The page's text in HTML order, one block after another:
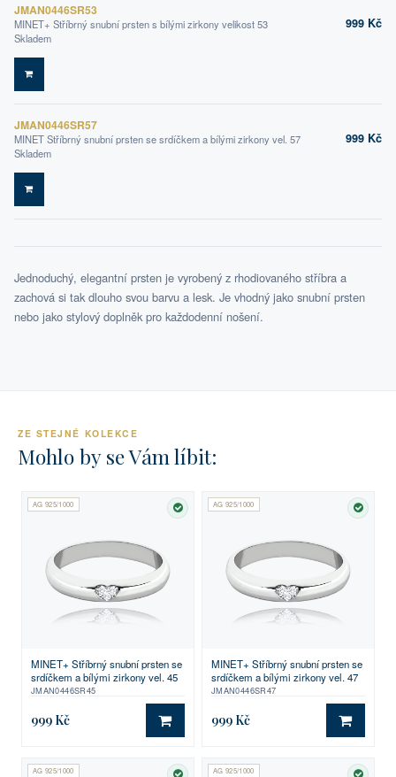
JMAN0446SR53
MINET+ Stříbrný snubní prsten s bílými zirkony velikost 53
Skladem
999 Kč
DO KOŠÍKU
JMAN0446SR57
MINET Stříbrný snubní prsten se srdíčkem a bílými zirkony vel. 57
Skladem
999 Kč
DO KOŠÍKU
Jednoduchý, elegantní prsten je vyrobený z rhodiovaného stříbra a
zachová si tak dlouho svou barvu a lesk. Je vhodný jako snubní prsten
nebo jako stylový doplněk pro každodenní nošení.
ZE STEJNÉ KOLEKCE
Mohlo by se Vám líbit:
AG 925/1000
SKLADEM
MINET+ Stříbrný snubní prsten se
srdíčkem a bílými zirkony vel. 45
JMAN0446SR45
999 Kč DO KOŠÍKU
AG 925/1000
MINET+ Stříbrný snubní prsten se
srdíčkem a bílými zirkony vel. 47
JMAN0446SR47
999 Kč DO
AG 925/1000 AG 925/1000